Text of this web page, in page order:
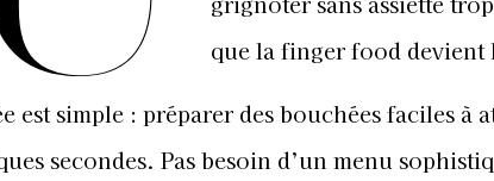
que la finger food devient
est simple : préparer des bouchées faciles à
secondes. Pas besoin d’un menu